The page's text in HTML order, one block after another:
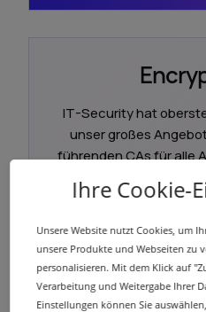
IT-Security hat
unser großes
führenden CAs für alle
TLS/SSL-
Zertifikate
60+
Ihre Cookie-
Unsere Website nutzt Cookies, um
unsere Produkte und Webseiten zu
personalisieren. Mit dem Klick auf
Verarbeitung und Weitergabe Ihrer
Einstellungen können Sie